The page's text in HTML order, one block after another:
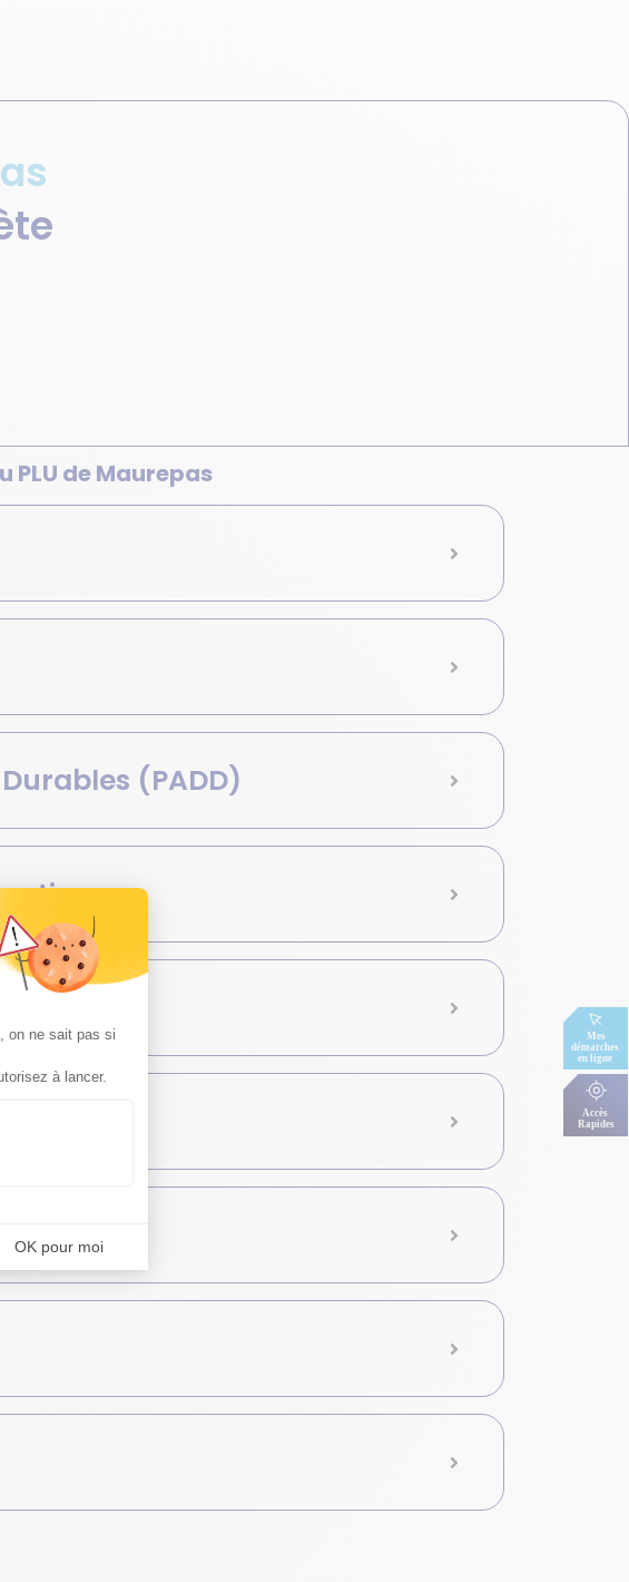
PLU de Maurepas
(PADD)